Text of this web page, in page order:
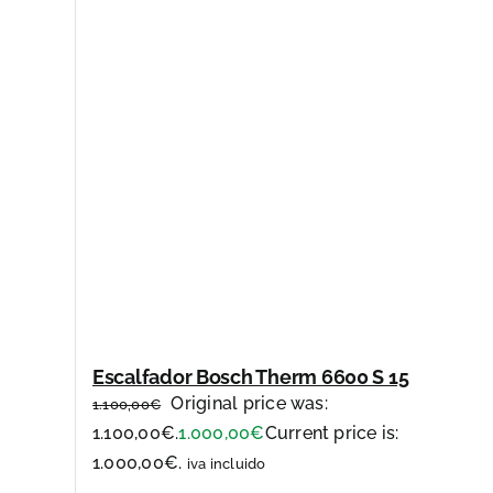
Escalfador Bosch Therm 6600 S 15
1.100,00€
Original price was:
1.100,00€.1.000,00€Current price is:
1.000,00€. iva incluido